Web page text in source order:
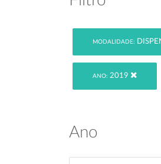
MODALIDADE:
ANO: 2019
Ano